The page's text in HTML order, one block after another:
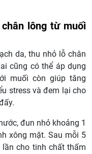
lông từ muối
da, thu nhỏ lỗ chân
cũng có thể áp dụng
muối còn giúp tăng
stress và đem lại cho
đun nhỏ khoảng 1
xông mặt. Sau mỗi 5
cho tinh chất thấm